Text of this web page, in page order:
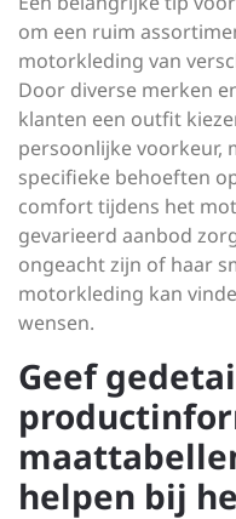
om een ruim
motorkleding van
Door diverse merken
klanten een outfit
persoonlijke voorkeur,
specifieke behoeften
comfort tijdens het
gevarieerd aanbod
ongeacht zijn of haar
motorkleding kan
wensen.
Geef
helpen bij